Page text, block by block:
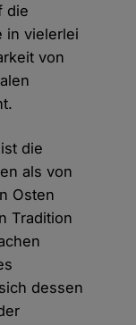
die
in vielerlei
von
die
als von
Osten
Tradition
dessen